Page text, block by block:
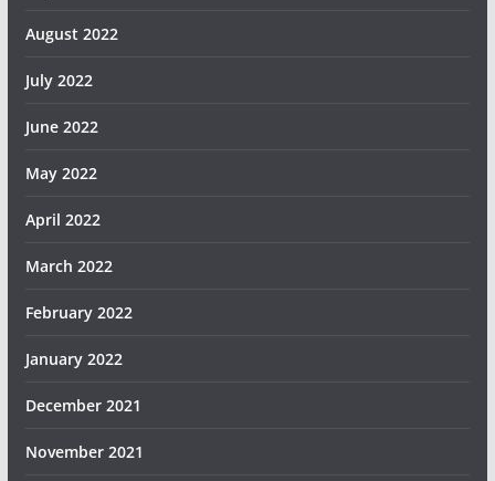
August 2022
July 2022
June 2022
May 2022
April 2022
March 2022
February 2022
January 2022
December 2021
November 2021